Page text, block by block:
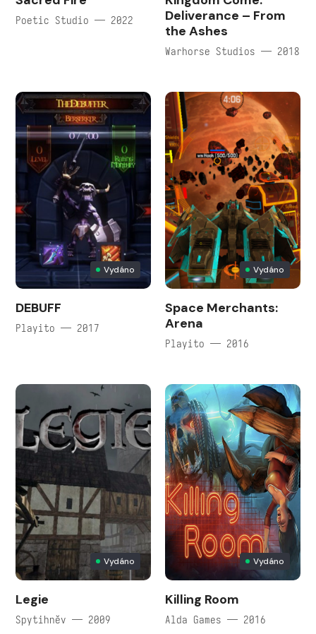
Poetic Studio — 2022
Deliverance – From
the Ashes
Warhorse Studios — 2018
Vydáno
DEBUFF
Playito — 2017
Vydáno
Space Merchants:
Arena
Playito — 2016
Vydáno
Legie
Spytihněv — 2009
Vydáno
Killing Room
Alda Games — 2016